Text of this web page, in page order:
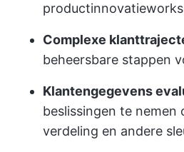
Complexe
beheersbare stappen
Klantengegevens
beslissingen te nemen
verdeling en andere